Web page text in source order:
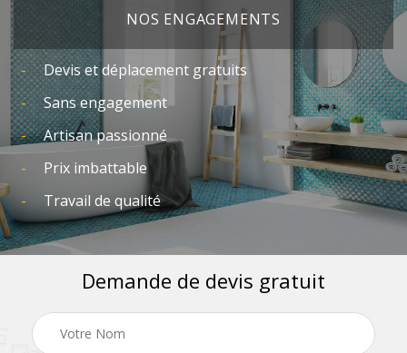
NOS ENGAGEMENTS
Devis et déplacement gratuits
Sans engagement
Artisan passionné
Prix imbattable
Travail de qualité
Demande de devis gratuit